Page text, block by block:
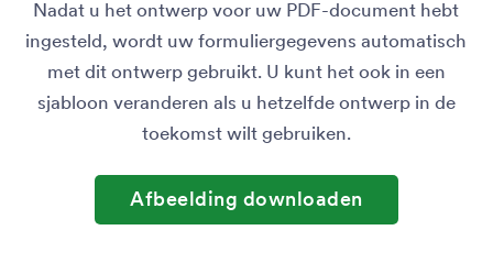
Nadat u het ontwerp voor uw PDF-document hebt
ingesteld, wordt uw formuliergegevens automatisch
met dit ontwerp gebruikt. U kunt het ook in een
sjabloon veranderen als u hetzelfde ontwerp in de
toekomst wilt gebruiken.
Afbeelding downloaden